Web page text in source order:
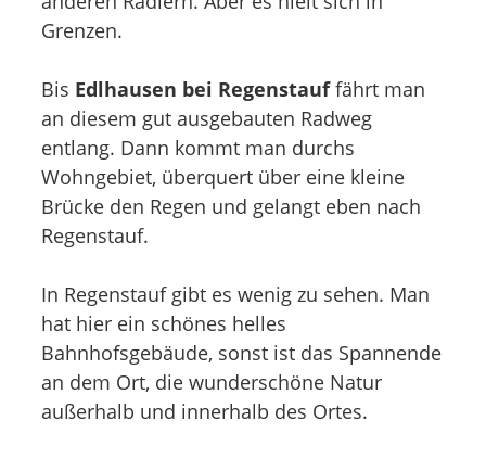
Grenzen.
Bis Edlhausen bei Regenstauffährt man
an diesem gut ausgebauten Radweg
entlang. Dann kommt man durchs
Wohngebiet, überquert über eine kleine
Brücke den Regen und gelangt eben nach
Regenstauf.
In Regenstauf gibt es wenig zu sehen. Man
hat hier ein schönes helles
Bahnhofsgebäude, sonst ist das Spannende
an dem Ort, die wunderschöne Natur
außerhalb und innerhalb des Ortes.